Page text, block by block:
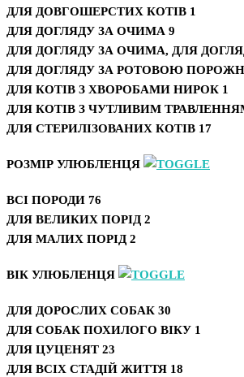
ДЛЯ ДОВГОШЕРСТИХ КОТІВ 1
ДЛЯ ДОГЛЯДУ ЗА ОЧИМА 9
ДЛЯ ДОГЛЯДУ ЗА ОЧИМА, ДЛЯ
ДЛЯ ДОГЛЯДУ ЗА РОТОВОЮ
ДЛЯ КОТІВ З ХВОРОБАМИ НИРОК 1
ДЛЯ КОТІВ З ЧУТЛИВИМ
ДЛЯ СТЕРИЛІЗОВАНИХ КОТІВ 17
РОЗМІР УЛЮБЛЕНЦЯ
ВСІ ПОРОДИ 76
ДЛЯ ВЕЛИКИХ ПОРІД 2
ДЛЯ МАЛИХ ПОРІД 2
ВІК УЛЮБЛЕНЦЯ
ДЛЯ ДОРОСЛИХ СОБАК 30
ДЛЯ СОБАК ПОХИЛОГО ВІКУ 1
ДЛЯ ЦУЦЕНЯТ 23
ДЛЯ ВСІХ СТАДІЙ ЖИТТЯ 18